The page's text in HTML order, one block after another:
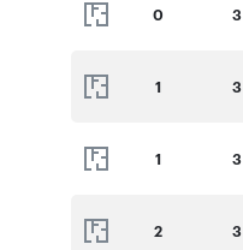
0 3
1 3
1 3
2 3